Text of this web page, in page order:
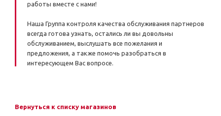
работы вместе с нами!
Наша Группа контроля качества обслуживания партнеров
всегда готова узнать, остались ли вы довольны
обслуживанием, выслушать все пожелания и
предложения, а также помочь разобраться в
интересующем Вас вопросе.
Вернуться к списку магазинов